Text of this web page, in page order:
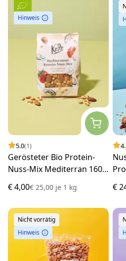
Hinweis
5.0(1)
Gerösteter Bio Protein-
Nuss-Mix Mediterran 160
€ 4,00€ 25,00 je 1 kg
€
Nicht vorrätig
Hinweis